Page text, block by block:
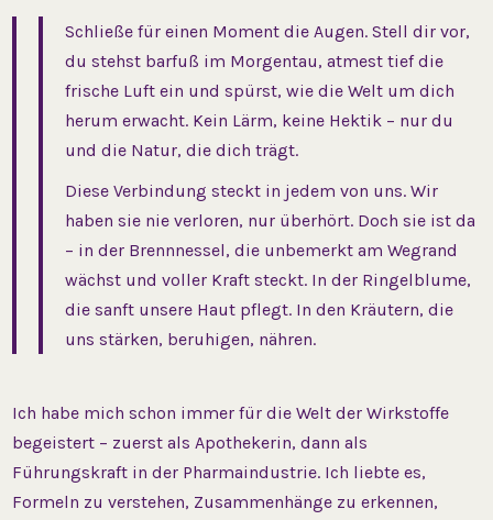
Schließe für einen Moment die Augen. Stell dir vor,
du stehst barfuß im Morgentau, atmest tief die
frische Luft ein und spürst, wie die Welt um dich
herum erwacht. Kein Lärm, keine Hektik – nur du
und die Natur, die dich trägt.
Diese Verbindung steckt in jedem von uns. Wir
haben sie nie verloren, nur überhört. Doch sie ist da
– in der Brennnessel, die unbemerkt am Wegrand
wächst und voller Kraft steckt. In der Ringelblume,
die sanft unsere Haut pflegt. In den Kräutern, die
uns stärken, beruhigen, nähren.
Ich habe mich schon immer für die Welt der Wirkstoffe
begeistert – zuerst als Apothekerin, dann als
Führungskraft in der Pharmaindustrie. Ich liebte es,
Formeln zu verstehen, Zusammenhänge zu erkennen,